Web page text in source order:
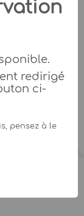
redirigé
ci-
pensez à le